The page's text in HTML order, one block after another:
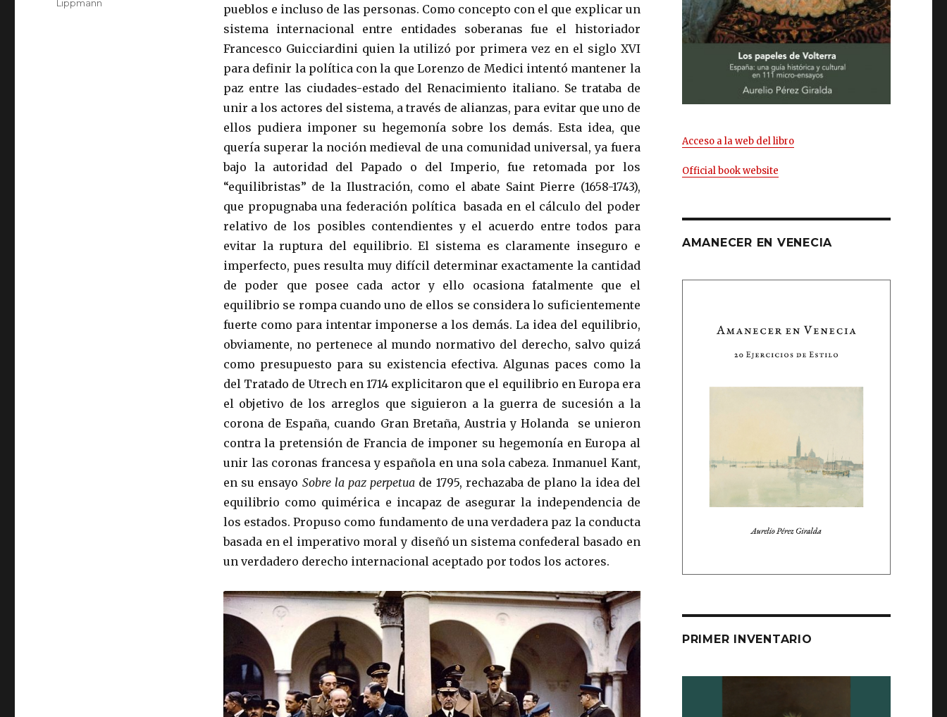
pueblos e incluso de las personas. Como concepto con el que explicar un
sistema internacional entre entidades soberanas fue el historiador
Francesco Guicciardini quien la utilizó por primera vez en el siglo XVI
para definir la política con la que Lorenzo de Medici intentó mantener la
paz entre las ciudades-estado del Renacimiento italiano. Se trataba de
unir a los actores del sistema, a través de alianzas, para evitar que uno de
ellos pudiera imponer su hegemonía sobre los demás. Esta idea, que
quería superar la noción medieval de una comunidad universal, ya fuera
bajo la autoridad del Papado o del Imperio, fue retomada por los
“equilibristas” de la Ilustración, como el abate Saint Pierre (1658-1743),
que propugnaba una federación política basada en el cálculo del poder
relativo de los posibles contendientes y el acuerdo entre todos para
evitar la ruptura del equilibrio. El sistema es claramente inseguro e
imperfecto, pues resulta muy difícil determinar exactamente la cantidad
de poder que posee cada actor y ello ocasiona fatalmente que el
equilibrio se rompa cuando uno de ellos se considera lo suficientemente
fuerte como para intentar imponerse a los demás. La idea del equilibrio,
obviamente, no pertenece al mundo normativo del derecho, salvo quizá
como presupuesto para su existencia efectiva. Algunas paces como la
del Tratado de Utrech en 1714 explicitaron que el equilibrio en Europa era
el objetivo de los arreglos que siguieron a la guerra de sucesión a la
corona de España, cuando Gran Bretaña, Austria y Holanda se unieron
contra la pretensión de Francia de imponer su hegemonía en Europa al
unir las coronas francesa y española en una sola cabeza. Inmanuel Kant,
en su ensayo Sobre la paz perpetua de 1795, rechazaba de plano la idea del
equilibrio como quimérica e incapaz de asegurar la independencia de
los estados. Propuso como fundamento de una verdadera paz la conducta
basada en el imperativo moral y diseñó un sistema confederal basado en
un verdadero derecho internacional aceptado por todos los actores.
Lippmann
Acceso a la web del libro
Official book website
AMANECER EN VENECIA
PRIMER INVENTARIO